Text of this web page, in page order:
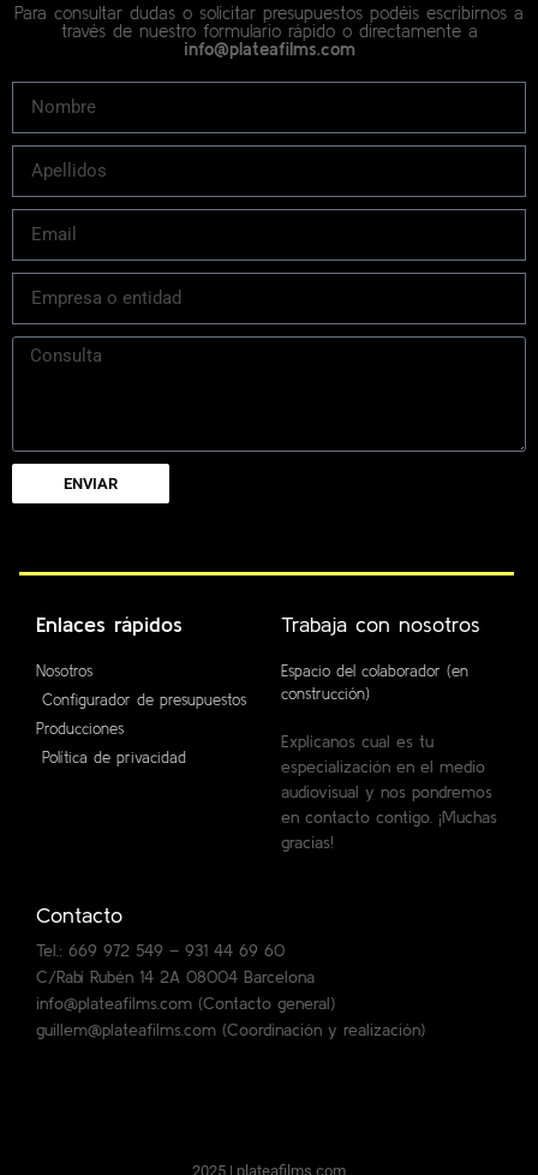
Para consultar dudas o solicitar presupuestos podéis escribirnos a
través de nuestro formulario rápido o directamente a
info@plateafilms.com
ENVIAR
Enlaces rápidos
Nosotros
Configurador de presupuestos
Producciones
Política de privacidad
Trabaja con nosotros
Espacio del colaborador (en
construcción)
Explícanos cual es tu
especialización en el medio
audiovisual y nos pondremos
en contacto contigo. ¡Muchas
gracias!
Contacto
Tel.: 669 972 549 – 931 44 69 60
C/Rabí Rubén 14 2A 08004 Barcelona
info@plateafilms.com (Contacto general)
guillem@plateafilms.com (Coordinación y realización)
2025 | plateafilms.com